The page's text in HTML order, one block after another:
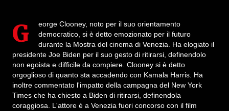
George Clooney, noto per il suo orientamento
democratico, si è detto emozionato per il futuro
durante la Mostra del cinema di Venezia. Ha elogiato il
presidente Joe Biden per il suo gesto di ritirarsi, definendolo
non egoista e difficile da compiere. Clooney si è detto
orgoglioso di quanto sta accadendo con Kamala Harris. Ha
inoltre commentato l'impatto della campagna del New York
Times che ha chiesto a Biden di ritirarsi, definendola
coraggiosa. L'attore è a Venezia fuori concorso con il film